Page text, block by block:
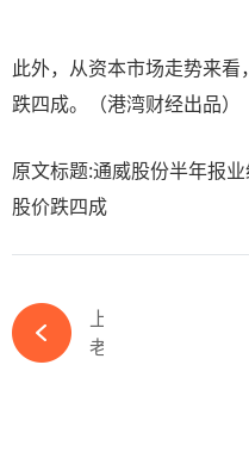
此外，从资本市场走势来
跌四成。（港湾财经出品）
原文标题:通威股份半年报
股价跌四成